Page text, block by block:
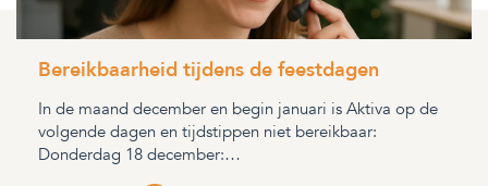
Bereikbaarheid tijdens de feestdagen
In de maand december en begin januari is Aktiva op de
volgende dagen en tijdstippen niet bereikbaar:
Donderdag 18 december:…